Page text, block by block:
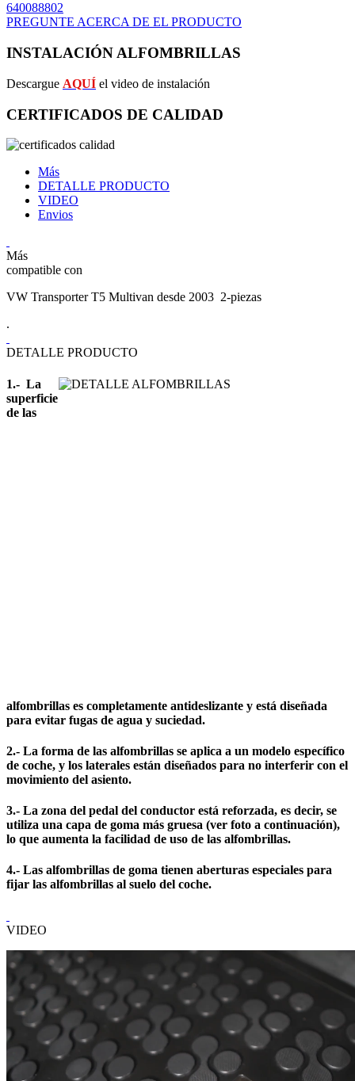
640088802
PREGUNTE ACERCA DE EL PRODUCTO
INSTALACIÓN ALFOMBRILLAS
Descargue AQUÍ el video de instalación
CERTIFICADOS DE CALIDAD
Más
DETALLE PRODUCTO
VIDEO
Envios
Más
compatible con
VW Transporter T5 Multivan desde 2003 2-piezas
.
DETALLE PRODUCTO
1.- La
superficie
de las
alfombrillas es completamente antideslizante y está diseñada
para evitar fugas de agua y suciedad.
2.- La forma de las alfombrillas se aplica a un modelo específico
de coche, y los laterales están diseñados para no interferir con el
movimiento del asiento.
3.- La zona del pedal del conductor está reforzada, es decir, se
utiliza una capa de goma más gruesa (ver foto a continuación),
lo que aumenta la facilidad de uso de las alfombrillas.
4.- Las alfombrillas de goma tienen aberturas especiales para
fijar las alfombrillas al suelo del coche.
VIDEO